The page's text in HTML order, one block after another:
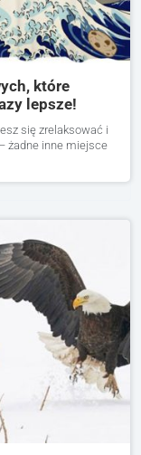
które
lepsze!
się zrelaksować i
żadne inne miejsce